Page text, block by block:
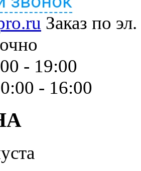
Заказ по
- 19:00
- 16:00